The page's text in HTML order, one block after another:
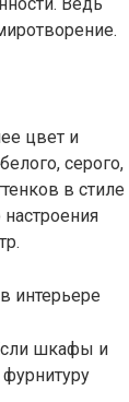
Ведь
цвет и
серого,
в стиле
шкафы и